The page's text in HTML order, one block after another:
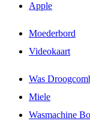
Apple
Moederbord
Videokaart
Was
Miele
Wasmachine